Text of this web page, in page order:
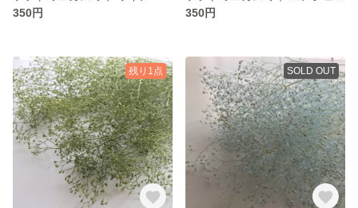
350円
350円
残り1点 SOLD OUT